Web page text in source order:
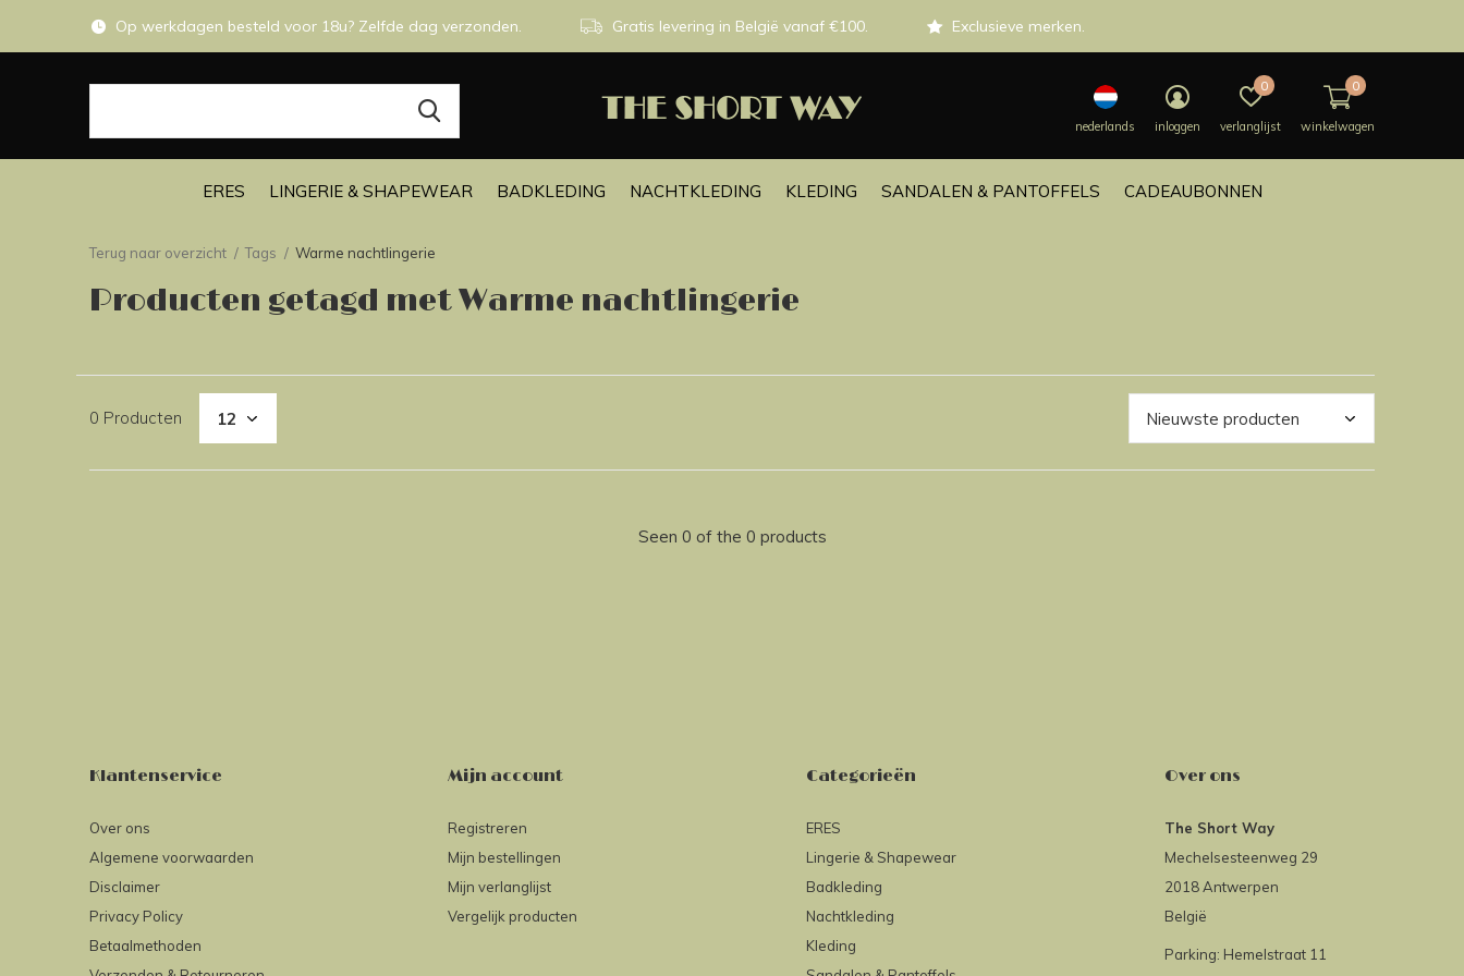
ERES LINGERIE & SHAPEWEAR BADKLEDING NACHTKLEDING KLEDING SANDALEN & PANTOFFELS CADEAUBONNEN
nederlands inloggen verlanglijst
0
winkelwagen
0
Op werkdagen besteld voor 18u? Zelfde dag verzonden. Gratis levering in België vanaf €100. Exclusieve merken.
Terug naar overzicht Tags Warme nachtlingerie
Producten getagd met Warme nachtlingerie
0 Producten
Seen 0 of the 0 products
Klantenservice
Over ons
Algemene voorwaarden
Disclaimer
Privacy Policy
Betaalmethoden
Mijn account
Registreren
Mijn bestellingen
Mijn verlanglijst
Vergelijk producten
Categorieën
ERES
Lingerie & Shapewear
Badkleding
Nachtkleding
Kleding
Over ons
The Short Way
Mechelsesteenweg 29
2018 Antwerpen
België
Parking: Hemelstraat 11